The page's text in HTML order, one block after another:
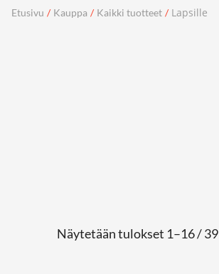
Etusivu / Kauppa / Kaikki tuotteet / Lapsille
Näytetään tulokset 1–16 / 39